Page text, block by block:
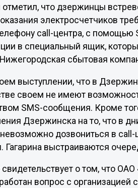
отметил, что дзержинцы
электросчетчиков
call-центра, с
в специальный ящик,
сбытовая
выступлении, что в
своем не имеют
SMS-сообщения. Кроме
Дзержинска на то, что в
дозвониться в call-
выстраиваются
о том, что
вопрос с организацией